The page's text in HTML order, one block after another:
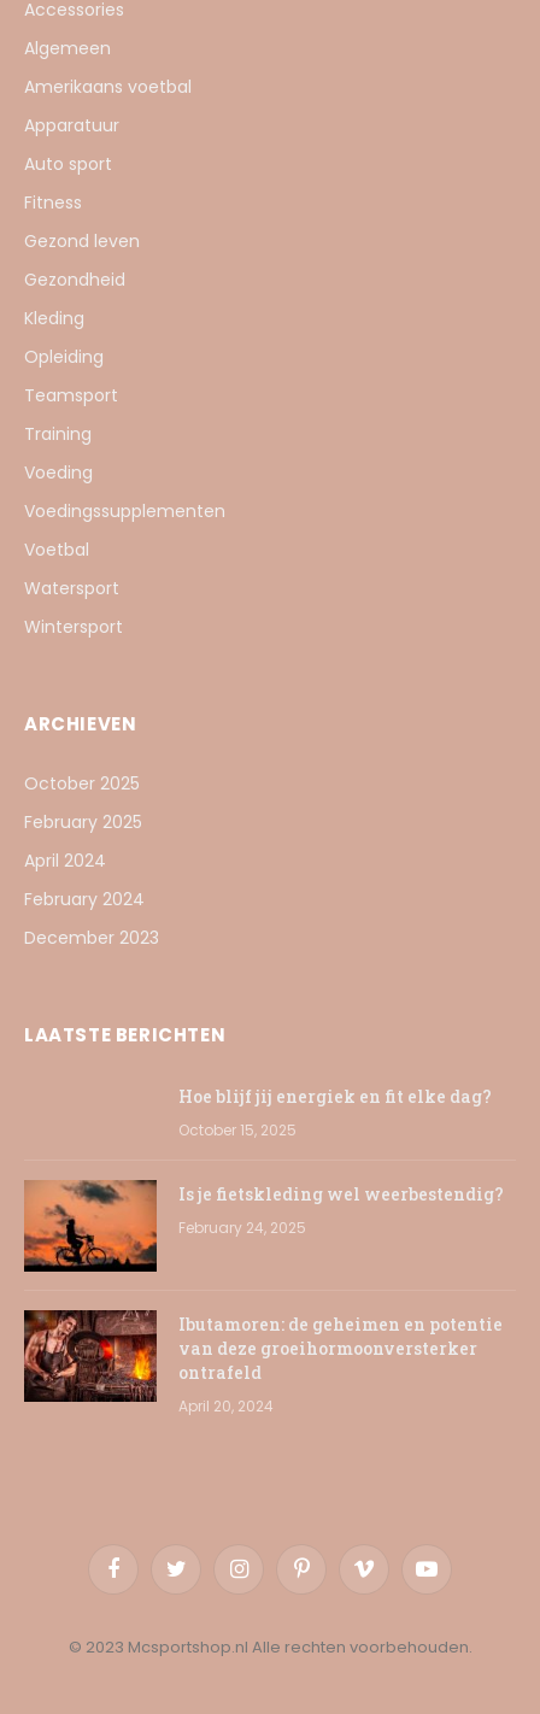
Accessories
Algemeen
Amerikaans voetbal
Apparatuur
Auto sport
Fitness
Gezond leven
Gezondheid
Kleding
Opleiding
Teamsport
Training
Voeding
Voedingssupplementen
Voetbal
Watersport
Wintersport
ARCHIEVEN
October 2025
February 2025
April 2024
February 2024
December 2023
LAATSTE BERICHTEN
Hoe blijf jij energiek en fit elke dag?
October 15, 2025
Is je fietskleding wel weerbestendig?
February 24, 2025
Ibutamoren: de geheimen en potentie
van deze groeihormoonversterker
ontrafeld
April 20, 2024
FacebookTwitter InstagramPinterestVimeo YouTube
© 2023 Mcsportshop.nl Alle rechten voorbehouden.